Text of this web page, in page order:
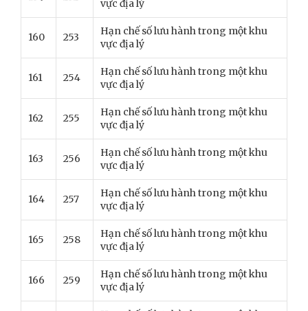
vực địa lý
160 253
Hạn chế số lưu hành trong một khu
vực địa lý
161 254
Hạn chế số lưu hành trong một khu
vực địa lý
162 255
Hạn chế số lưu hành trong một khu
vực địa lý
163 256
Hạn chế số lưu hành trong một khu
vực địa lý
164 257
Hạn chế số lưu hành trong một khu
vực địa lý
165 258
Hạn chế số lưu hành trong một khu
vực địa lý
166 259
Hạn chế số lưu hành trong một khu
vực địa lý